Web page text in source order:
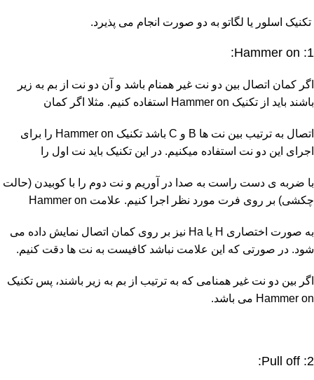
تکنیک اسلور یا لگاتو به دو صورت انجام می پذیرد.
1: Hammer on:
اگر کمان اتصال بین دو نت غیر همنام باشد و آن دو نت از بم به زیر
باشند باید از تکنیک Hammer on استفاده کنیم. مثلا اگر کمان
اتصال به ترتیب بین نت ها B و C باشد تکنیک Hammer on را برای
اجرای این دو نت استفاده میکنیم. در این تکنیک باید نت اول را
با ضربه ی دست راست به صدا در آوریم و نت دوم را با کوبیدن (حالت
چکشی) بر روی فرت مورد نظر اجرا کنیم. علامت Hammer on
به صورت اختصاری H یا Ha نیز بر روی کمان اتصال نمایش داده می
شود. در صورتی که این علامت نباشد کافیست به نت ها دقت کنیم.
اگر بین دو نت غیر همنامی که به ترتیب از بم به زیر باشند، پس تکنیک
Hammer on می باشد.
2: Pull off: